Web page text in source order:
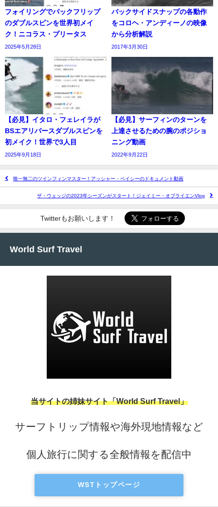
フォイリングでバックフリップ
のダブルスピンを世界初メイ
ク！ニコラス・プリータス
2025年5月28日
バックサイドスナップの各動作
をコロヘ・アンディーノの映像
から分析解説
2017年3月30日
【必見】イタロ・フェレイラが
BSエアリバースダブルスピンを
初メイク！世界で3人目
2025年9月18日
【必見】サーフィンのターンを
上達させるための腕のポジショ
ニング動画
2022年9月22日
唯一無二のツインフィンマスター！アッシャー・ペイシーのドキュメント動画
ザ・ウェッジの2023年シーズンがスタート！ジェイミー・オブライエンVlog
Twitterもお願いします！
World Surf Travel
当サイトの姉妹サイト「World Surf Travel」
サーフトリップ情報や海外現地情報など
個人旅行に関する全般情報を配信中
WSTトップページ